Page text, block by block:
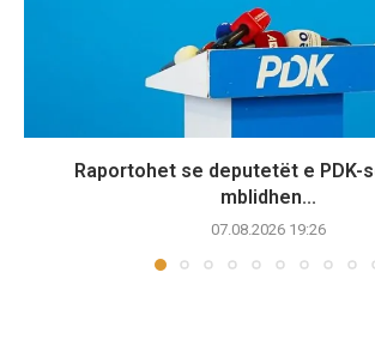
Raportohet se deputetët e PDK-
mblidhen...
07.08.2026 19:26